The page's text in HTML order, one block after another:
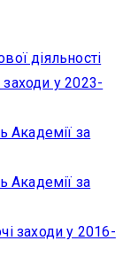
діяльності
у 2023-
Академії за
Академії за
заходи у 2016-